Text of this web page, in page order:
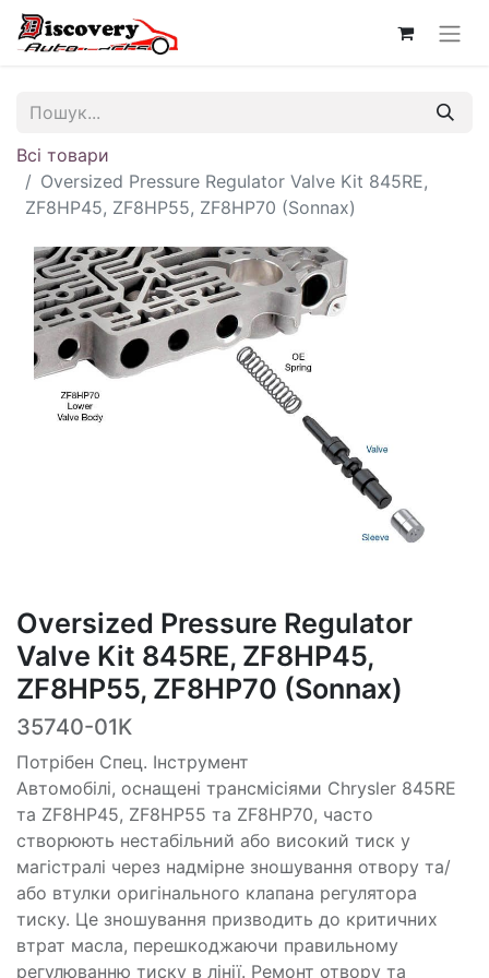
Всі товари
Oversized Pressure Regulator Valve Kit 845RE,
ZF8HP45, ZF8HP55, ZF8HP70 (Sonnax)
Oversized Pressure Regulator
Valve Kit 845RE, ZF8HP45,
ZF8HP55, ZF8HP70 (Sonnax)
35740-01K
Потрібен Спец. Інструмент
Автомобілі, оснащені трансмісіями Chrysler 845RE
та ZF8HP45, ZF8HP55 та ZF8HP70, часто
створюють нестабільний або високий тиск у
магістралі через надмірне зношування отвору та/
або втулки оригінального клапана регулятора
тиску. Це зношування призводить до критичних
втрат масла, перешкоджаючи правильному
регулюванню тиску в лінії. Ремонт отвору та